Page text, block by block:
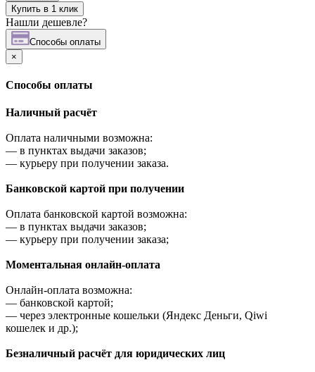
Купить в 1 клик
Нашли дешевле?
Cпособы оплаты
×
Cпособы оплаты
Наличный расчёт
Оплата наличными возможна:
— в пунктах выдачи заказов;
— курьеру при получении заказа.
Банковской картой при получении
Оплата банковской картой возможна:
— в пунктах выдачи заказов;
— курьеру при получении заказа;
Моментальная онлайн-оплата
Онлайн-оплата возможна:
— банковской картой;
— через электронные кошельки (Яндекс Деньги, Qiwi
кошелек и др.);
Безналичный расчёт для юридических лиц